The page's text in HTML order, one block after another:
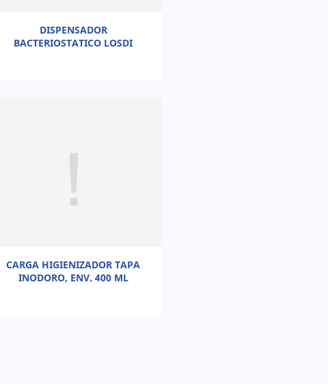
DISPENSADOR
BACTERIOSTATICO LOSDI
CARGA HIGIENIZADOR TAPA
INODORO, ENV. 400 ML